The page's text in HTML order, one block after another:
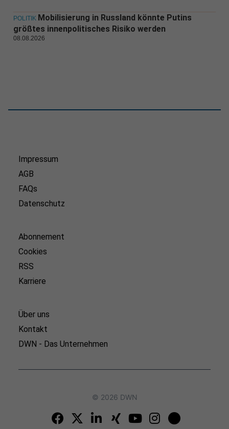
POLITIK Mobilisierung in Russland könnte Putins
größtes innenpolitisches Risiko werden
08.08.2026
Impressum
AGB
FAQs
Datenschutz
Abonnement
Cookies
RSS
Karriere
Über uns
Kontakt
DWN - Das Unternehmen
© 2026 DWN